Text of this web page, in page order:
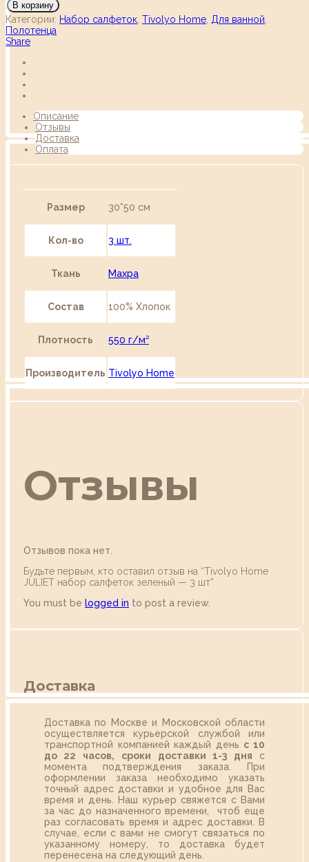
В корзину
Категории: Набор салфеток Tivolyo Home Для ванной
Полотенца
Share
Описание
Отзывы
Доставка
Оплата
Размер 30*50 см
Кол-во 3 шт.
Ткань Махра
Состав 100% Хлопок
Плотность 550 г/м²
Производитель Tivolyo Home
Отзывы
Отзывов пока нет.
Будьте первым, кто оставил отзыв на “Tivolyo Home
JULIET набор салфеток зеленый — 3 шт”
You must be logged in to post a review.
Доставка
Доставка по Москве и Московской области
осуществляется курьерской службой или
транспортной компанией каждый день с 10
до 22 часов,
сроки доставки 1-3 дня с
момента подтверждения заказа. При
оформлении заказа необходимо указать
точный адрес доставки и удобное для Вас
время и день. Наш курьер свяжется с Вами
за час до назначенного времени, чтоб еще
раз согласовать время и адрес доставки. В
случае, если с вами не смогут связаться по
указанному номеру, то доставка будет
перенесена на следующий день.